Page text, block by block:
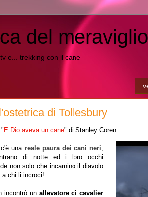
del
e... trekking con il cane
di Tollesbury
"E Dio aveva un cane" di Stanley Coren.
una reale paura dei cani neri,
di notte ed i loro occhi
non solo che incarnino il diavolo
a chi li incroci!
incontrò un allevatore di cavalier